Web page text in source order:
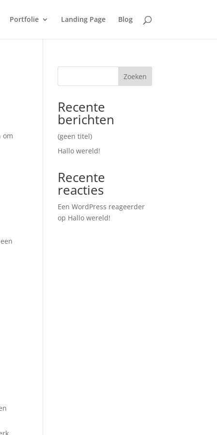
Portfolie Landing Page Blog
om
Zoeken
Recente
berichten
(geen titel)
Hallo wereld!
Recente
reacties
Een WordPress reageerder
op Hallo wereld!